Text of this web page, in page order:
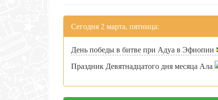
Сегодня 2 марта, пятница:
День победы в битве при Адуа в Эфиопии
Праздник Девятнадцатого дня месяца Ала